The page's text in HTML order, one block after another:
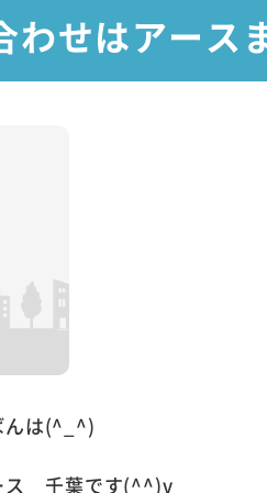
わせはアース
んは(^_^)
ス 千葉です(^^)v